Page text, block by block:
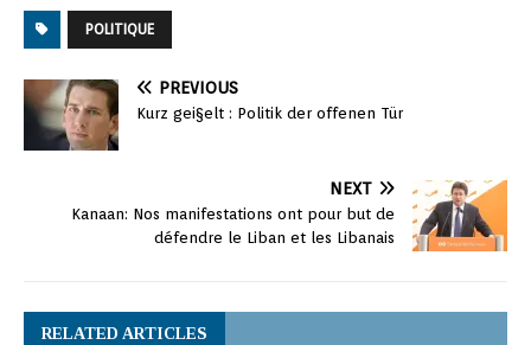
POLITIQUE
PREVIOUS
Kurz gei§elt : Politik der offenen Tür
NEXT
Kanaan: Nos manifestations ont pour but de
défendre le Liban et les Libanais
RELATED ARTICLES